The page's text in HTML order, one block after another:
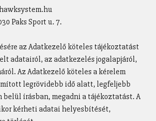
Paks Sport u. 7.
az Adatkezelő köteles tájékoztatást
adatairól, az adatkezelés jogalapjáról,
Az Adatkezelő köteles a kérelem
legrövidebb idő alatt, legfeljebb
belül írásban, megadni a tájékoztatást. A
kérheti adatai helyesbítését,